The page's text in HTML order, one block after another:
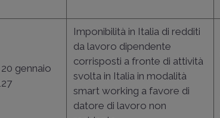
20 gennaio
Imponibilità in Italia di redditi
da lavoro dipendente
corrisposti a fronte di attività
svolta in Italia in modalità
smart working a favore di
datore di lavoro non